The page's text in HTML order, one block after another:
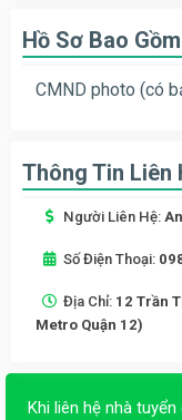
Hồ Sơ Bao Gồm
CMND photo (có
Thông Tin Liên
Người Liên Hệ:
Số Điện Thoại:
Địa Chỉ: 12 Trần
Metro Quận 12)
Khi liên hệ nhà